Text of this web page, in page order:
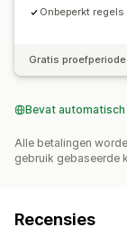
Onbeperkt regels
Gratis proefperiode
Bevat
Alle betalingen
gebruik gebaseerde
Recensies